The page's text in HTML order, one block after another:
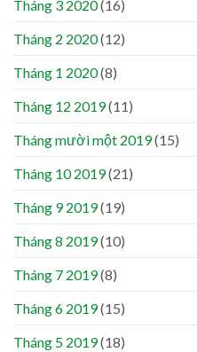
Tháng 3 2020(16)
Tháng 2 2020(12)
Tháng 1 2020(8)
Tháng 12 2019(11)
Tháng mười một 2019(15)
Tháng 10 2019(21)
Tháng 9 2019(19)
Tháng 8 2019(10)
Tháng 7 2019(8)
Tháng 6 2019(15)
Tháng 5 2019(18)